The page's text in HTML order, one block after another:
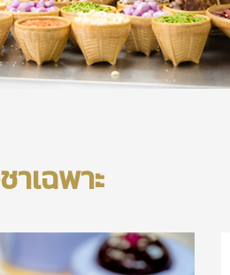
าเฉพาะ